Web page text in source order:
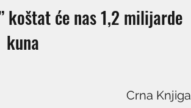
koštat će nas 1,2 milijarde
kuna
Crna Knjiga